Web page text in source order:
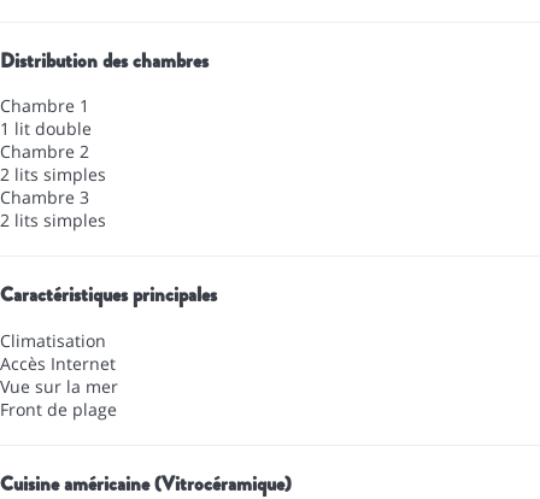
Distribution des chambres
Chambre 1
1 lit double
Chambre 2
2 lits simples
Chambre 3
2 lits simples
Caractéristiques principales
Climatisation
Accès Internet
Vue sur la mer
Front de plage
Cuisine américaine (Vitrocéramique)